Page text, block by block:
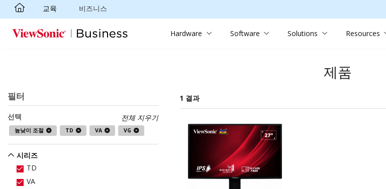
Skip to main content
교육 비즈니스
Hardware Software Solutions Resources
제품
필터
전체 지우기
선택
높낮이 조절 TD VA VG
시리즈
TD
VA
1 결과